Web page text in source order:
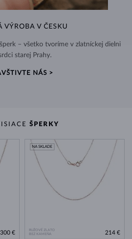
VÝROBA V ČESKU
– všetko tvoríme v zlatníckej dielni
starej Prahy.
NÁS >
ŠPERKY
300 €
RUŽOVÉ ZLATO
BEZ KAMEŇA
NA SKLADE
214 €